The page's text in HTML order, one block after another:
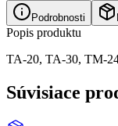
Podrobnosti
Popis produktu
TA-20, TA-30, TM-
Súvisiace